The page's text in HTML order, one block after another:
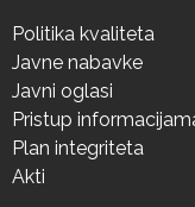
Politika kvaliteta
Javne nabavke
Javni oglasi
Pristup
Plan integriteta
Akti